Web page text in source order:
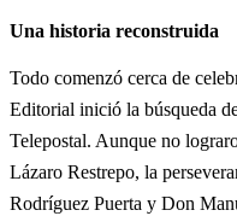
Una historia reconstruida
Todo comenzó cerca de
Editorial inició la búsqueda
Telepostal. Aunque no
Lázaro Restrepo, la
Rodríguez Puerta y Don